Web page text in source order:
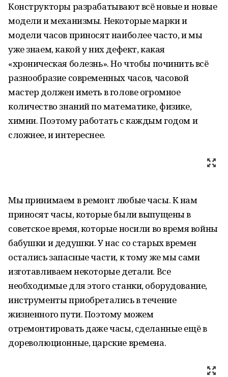
Конструкторы разрабатывают всё новые и новые
модели и механизмы. Некоторые марки и
модели часов приносят наиболее часто, и мы
уже знаем, какой у них дефект, какая
«хроническая болезнь». Но чтобы починить всё
разнообразие современных часов, часовой
мастер должен иметь в голове огромное
количество знаний по математике, физике,
химии. Поэтому работать с каждым годом и
сложнее, и интереснее.
Мы принимаем в ремонт любые часы. К нам
приносят часы, которые были выпущены в
советское время, которые носили во время войны
бабушки и дедушки. У нас со старых времен
остались запасные части, к тому же мы сами
изготавливаем некоторые детали. Все
необходимые для этого станки, оборудование,
инструменты приобретались в течение
жизненного пути. Поэтому можем
отремонтировать даже часы, сделанные ещё в
дореволюционные, царские времена.